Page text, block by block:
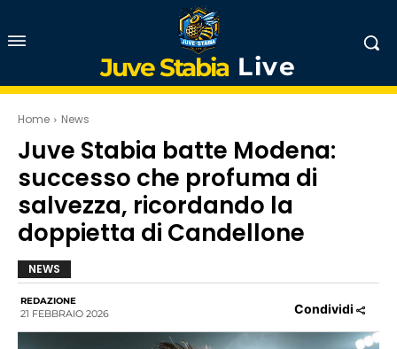
Juve Stabia Live
Home News
Juve Stabia batte Modena:
successo che profuma di
salvezza, ricordando la
doppietta di Candellone
NEWS
REDAZIONE
21 FEBBRAIO 2026 Condividi